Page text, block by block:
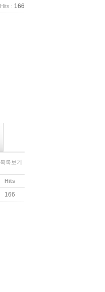
Hits : 166
목록보기
Hits
166